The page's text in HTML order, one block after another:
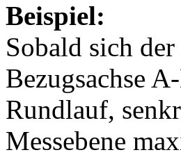
Beispiel:
Sobald sich
Bezugsachse
Rundlauf,
Messebene